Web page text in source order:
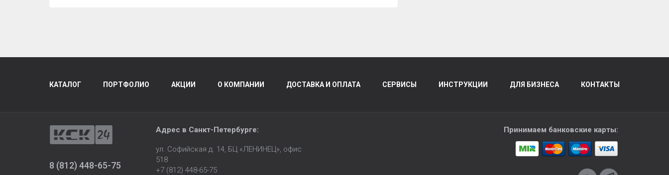
КАТАЛОГ ПОРТФОЛИО АКЦИИ О КОМПАНИИ ДОСТАВКА И ОПЛАТА СЕРВИСЫ ИНСТРУКЦИИ ДЛЯ БИЗНЕСА КОНТАКТЫ
8 (812) 448-65-75
Адрес в Санкт-Петербурге:
ул. Софийская д. 14, БЦ «ЛЕНИНЕЦ», офис
518
+7 (812) 448-65-75
Принимаем банковские карты: